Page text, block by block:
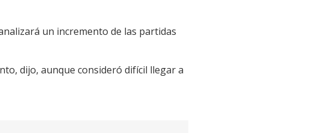
un incremento de las partidas
dijo, aunque consideró difícil llegar a